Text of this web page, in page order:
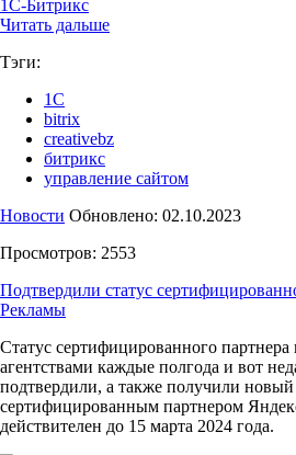
Читать дальше
Тэги:
1С
bitrix
creativebz
битрикс
управление сайтом
Новости Обновлено: 02.10.2023
Просмотров: 2553
Подтвердили статус
Рекламы
Статус сертифицированного партнера
агентствами каждые полгода и вот
подтвердили, а также получили
сертифицированным партнером
действителен до 15 марта 2024 года.